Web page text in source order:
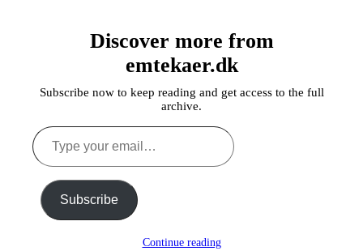
Discover more from
emtekaer.dk
Subscribe now to keep reading and get access to the full
archive.
Type
your
email…
Subscribe
Continue reading